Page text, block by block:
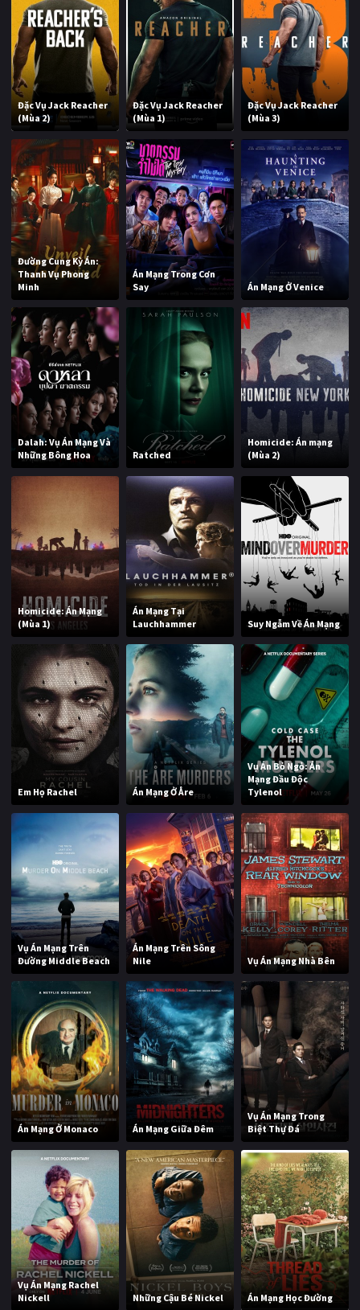
Đặc Vụ Jack Reacher
(Mùa 2)
Đặc Vụ Jack Reacher
(Mùa 1)
Đặc Vụ Jack Reacher
(Mùa 3)
Đường Cung Kỳ Án:
Thanh Vụ Phong
Minh
Án Mạng Trong Cơn
Say
Án Mạng Ở Venice
Dalah: Vụ Án Mạng Và
Những Bông Hoa
Ratched
Homicide: Án mạng
(Mùa 2)
Homicide: Án Mạng
(Mùa 1)
Án Mạng Tại
Lauchhammer
Suy Ngẫm Về Án Mạng
Em Họ Rachel Án Mạng Ở Åre
Vụ Án Bỏ Ngỏ: Án
Mạng Đầu Độc
Tylenol
Vụ Án Mạng Trên
Đường Middle Beach
Án Mạng Trên Sông
Nile
Vụ Án Mạng Nhà Bên
Án Mạng Ở Monaco Án Mạng Giữa Đêm
Vụ Án Mạng Trong
Biệt Thự Đá
Vụ Án Mạng Rachel
Nickell
Những Cậu Bé Nickel Án Mạng Học Đường